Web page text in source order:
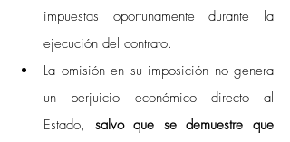
impuestas oportunamente durante la
ejecución del contrato.
La omisión en su imposición no genera
un perjuicio económico directo al
Estado, salvo que se demuestre que